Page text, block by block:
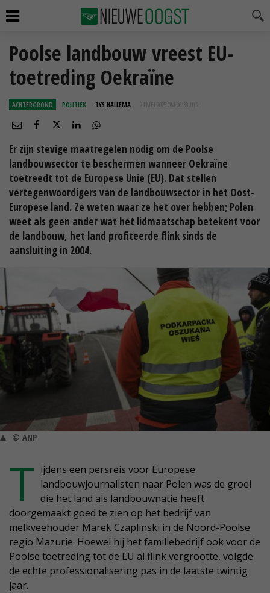
Poolse landbouw vreest EU-
toetreding Oekraïne
ACHTERGROND POLITIEK TYS HALLEMA 24 MEI 2025 OM 06:30
Er zijn stevige maatregelen nodig om de Poolse
landbouwsector te beschermen wanneer Oekraïne
toetreedt tot de Europese Unie (EU). Dat stellen
vertegenwoordigers van de landbouwsector in het Oost-
Europese land. Ze weten waar ze het over hebben; Polen
weet als geen ander wat het lidmaatschap betekent voor
de landbouw, het land profiteerde flink sinds de
aansluiting in 2004.
© ANP
T ijdens een persreis voor Europese
landbouwjournalisten naar Polen was de groei
die het land als landbouwnatie heeft
doorgemaakt goed te zien op het bedrijf van
melkveehouder Marek Czaplinski in de Noord-Poolse
regio Mazurië. Hoewel hij het familiebedrijf ook voor de
Poolse toetreding tot de EU al flink vergrootte, volgde
de echte professionalisering pas in de laatste twintig
jaar.